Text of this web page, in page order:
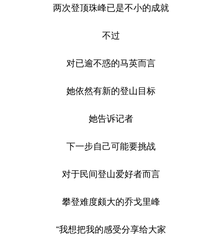
两次登顶珠峰已是不小的成就
不过
对已逾不惑的马英而言
她依然有新的登山目标
她告诉记者
下一步自己可能要挑战
对于民间登山爱好者而言
攀登难度颇大的乔戈里峰
“我想把我的感受分享给大家